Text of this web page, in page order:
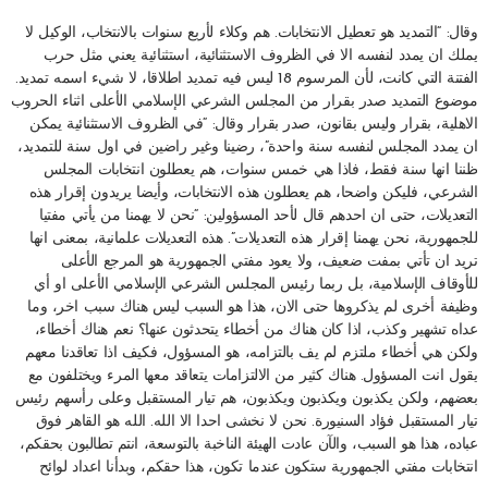
وقال: “التمديد هو تعطيل الانتخابات. هم وكلاء لأربع سنوات بالانتخاب، الوكيل لا
يملك ان يمدد لنفسه الا في الظروف الاستثنائية، استثنائية يعني مثل حرب
الفتنة التي كانت، لأن المرسوم 18 ليس فيه تمديد اطلاقا، لا شيء اسمه تمديد.
موضوع التمديد صدر بقرار من المجلس الشرعي الإسلامي الأعلى اثناء الحروب
الاهلية، بقرار وليس بقانون، صدر بقرار وقال: “في الظروف الاستثنائية يمكن
ان يمدد المجلس لنفسه سنة واحدة”، رضينا وغير راضين في اول سنة للتمديد،
ظننا انها سنة فقط، فاذا هي خمس سنوات، هم يعطلون انتخابات المجلس
الشرعي، فليكن واضحا، هم يعطلون هذه الانتخابات، وأيضا يريدون إقرار هذه
التعديلات، حتى ان احدهم قال لأحد المسؤولين: “نحن لا يهمنا من يأتي مفتيا
للجمهورية، نحن يهمنا إقرار هذه التعديلات”. هذه التعديلات علمانية، بمعنى انها
تريد ان تأتي بمفت ضعيف، ولا يعود مفتي الجمهورية هو المرجع الأعلى
للأوقاف الإسلامية، بل ربما رئيس المجلس الشرعي الإسلامي الأعلى او أي
وظيفة أخرى لم يذكروها حتى الان، هذا هو السبب ليس هناك سبب اخر، وما
عداه تشهير وكذب، اذا كان هناك من أخطاء يتحدثون عنها؟ نعم هناك أخطاء،
ولكن هي أخطاء ملتزم لم يف بالتزامه، هو المسؤول، فكيف اذا تعاقدنا معهم
يقول انت المسؤول. هناك كثير من الالتزامات يتعاقد معها المرء ويختلفون مع
بعضهم، ولكن يكذبون ويكذبون ويكذبون، هم تيار المستقبل وعلى رأسهم رئيس
تيار المستقبل فؤاد السنيورة. نحن لا نخشى احدا الا الله. الله هو القاهر فوق
عباده، هذا هو السبب، والآن عادت الهيئة الناخبة بالتوسعة، انتم تطالبون بحقكم،
انتخابات مفتي الجمهورية ستكون عندما تكون، هذا حقكم، وبدأنا اعداد لوائح